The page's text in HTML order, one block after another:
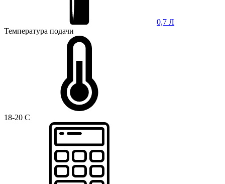
0,7 Л
Температура подачи
18-20 C